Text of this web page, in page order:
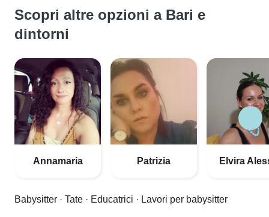
Scopri altre opzioni a Bari e
dintorni
Annamaria Patrizia Elvira
Babysitter · Tate · Educatrici · Lavori per babysitter